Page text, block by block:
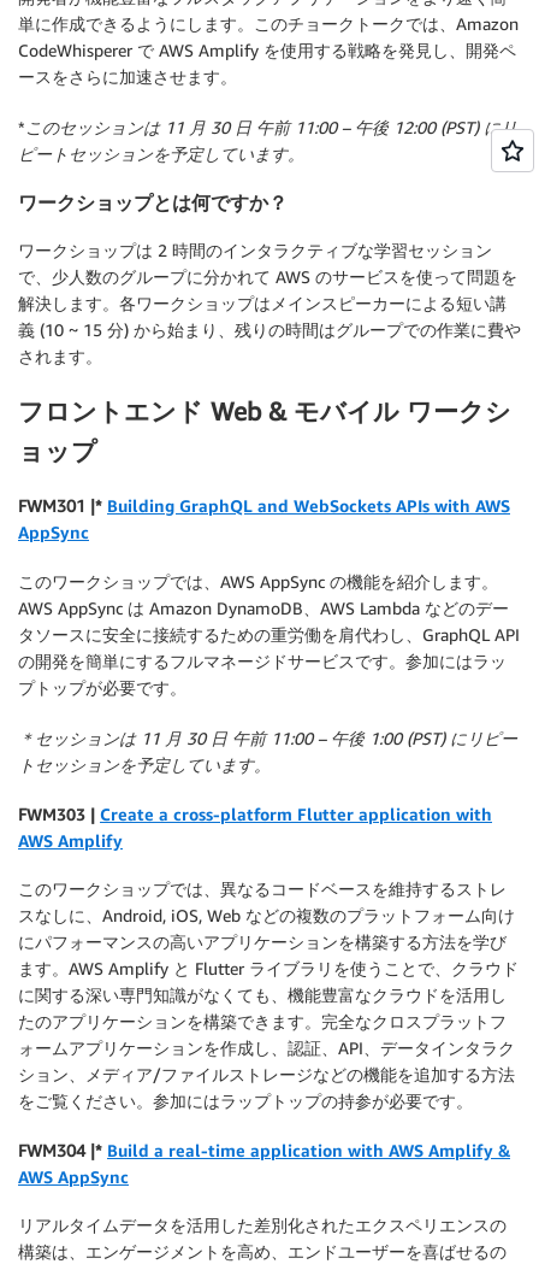
単に作成できるようにします。このチョークトークでは、Amazon
CodeWhisperer で AWS Amplify を使用する戦略を発見し、開発ペ
ースをさらに加速させます。
*このセッションは 11 月 30 日 午前 11:00 – 午後 12:00 (PST) にリ
ピートセッションを予定しています。
ワークショップとは何ですか？
ワークショップは 2 時間のインタラクティブな学習セッション
で、少人数のグループに分かれて AWS のサービスを使って問題を
解決します。各ワークショップはメインスピーカーによる短い講
義 (10 ~ 15 分) から始まり、残りの時間はグループでの作業に費や
されます。
フロントエンド Web & モバイル ワークシ
ョップ
FWM301 |* Building GraphQL and WebSockets APIs with AWS
AppSync
このワークショップでは、AWS AppSync の機能を紹介します。
AWS AppSync は Amazon DynamoDB、AWS Lambda などのデー
タソースに安全に接続するための重労働を肩代わし、GraphQL API
の開発を簡単にするフルマネージドサービスです。参加にはラッ
プトップが必要です。
＊セッションは 11 月 30 日 午前 11:00 – 午後 1:00 (PST) にリピー
トセッションを予定しています。
FWM303 | Create a cross-platform Flutter application with
AWS Amplify
このワークショップでは、異なるコードベースを維持するストレ
スなしに、Android, iOS, Web などの複数のプラットフォーム向け
にパフォーマンスの高いアプリケーションを構築する方法を学び
ます。AWS Amplify と Flutter ライブラリを使うことで、クラウド
に関する深い専門知識がなくても、機能豊富なクラウドを活用し
たのアプリケーションを構築できます。完全なクロスプラットフ
ォームアプリケーションを作成し、認証、API、データインタラク
ション、メディア/ファイルストレージなどの機能を追加する方法
をご覧ください。参加にはラップトップの持参が必要です。
FWM304 |* Build a real-time application with AWS Amplify &
AWS AppSync
リアルタイムデータを活用した差別化されたエクスペリエンスの
構築は、エンゲージメントを高め、エンドユーザーを喜ばせるの